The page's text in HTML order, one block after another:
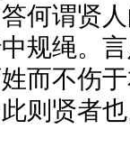
何谓贤
规绳。
而不伤
则贤者